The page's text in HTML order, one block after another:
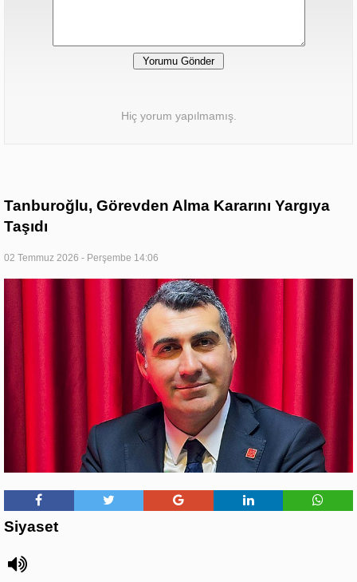
Hiç yorum yapılmamış.
Tanburoğlu, Görevden Alma Kararını Yargıya
Taşıdı
02 Temmuz 2026 - Perşembe 14:06
Siyaset